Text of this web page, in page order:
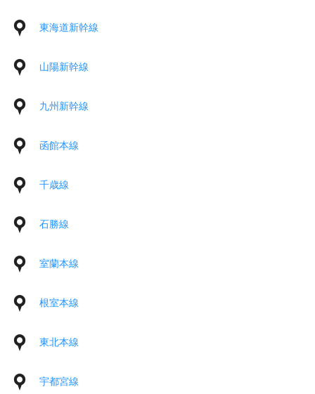
東海道新幹線
山陽新幹線
九州新幹線
函館本線
千歳線
石勝線
室蘭本線
根室本線
東北本線
宇都宮線